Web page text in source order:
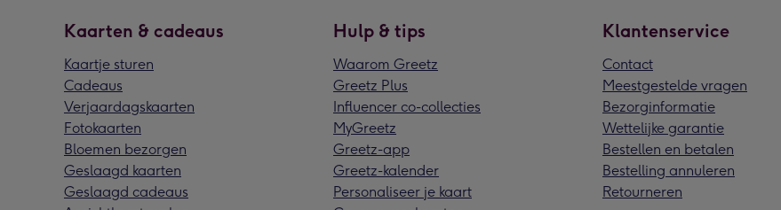
Kaarten & cadeaus
Kaartje sturen
Cadeaus
Verjaardagskaarten
Fotokaarten
Bloemen bezorgen
Geslaagd kaarten
Geslaagd cadeaus
Hulp & tips
Waarom Greetz
Greetz Plus
Influencer co-collecties
MyGreetz
Greetz-app
Greetz-kalender
Personaliseer je kaart
Klantenservice
Contact
Meestgestelde vragen
Bezorginformatie
Wettelijke garantie
Bestellen en betalen
Bestelling annuleren
Retourneren